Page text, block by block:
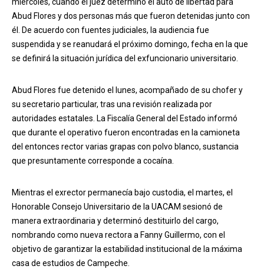
miércoles, cuando el juez determinó el auto de libertad para
Abud Flores y dos personas más que fueron detenidas junto con
él. De acuerdo con fuentes judiciales, la audiencia fue
suspendida y se reanudará el próximo domingo, fecha en la que
se definirá la situación jurídica del exfuncionario universitario.
Abud Flores fue detenido el lunes, acompañado de su chofer y
su secretario particular, tras una revisión realizada por
autoridades estatales. La Fiscalía General del Estado informó
que durante el operativo fueron encontradas en la camioneta
del entonces rector varias grapas con polvo blanco, sustancia
que presuntamente corresponde a cocaína.
Mientras el exrector permanecía bajo custodia, el martes, el
Honorable Consejo Universitario de la UACAM sesionó de
manera extraordinaria y determinó destituirlo del cargo,
nombrando como nueva rectora a Fanny Guillermo, con el
objetivo de garantizar la estabilidad institucional de la máxima
casa de estudios de Campeche.